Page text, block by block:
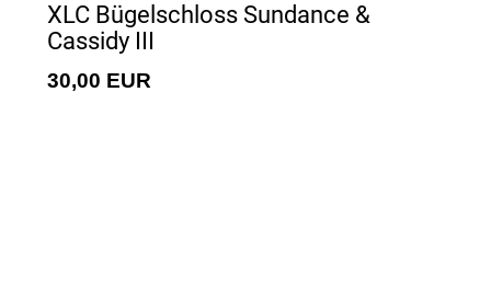
XLC Bügelschloss Sundance &
Cassidy III
30,00 EUR